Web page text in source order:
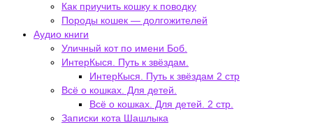
Как приучить кошку к поводку
Породы кошек — долгожителей
Аудио книги
Уличный кот по имени Боб.
ИнтерКыся. Путь к звёздам.
ИнтерКыся. Путь к звёздам 2 стр
Всё о кошках. Для детей.
Всё о кошках. Для детей. 2 стр.
Записки кота Шашлыка